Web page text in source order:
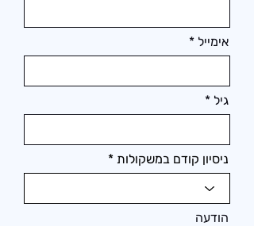
אימייל
גיל
ניסיון קודם במשקולות
הודעה